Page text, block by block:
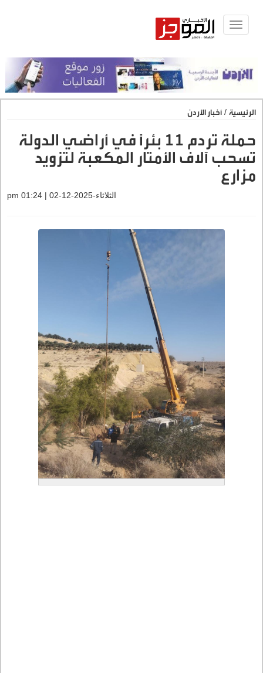
Toggle
الرئيسية / أخبار الأردن
حملة تردم 11 بئرًا في أراضي الدولة
تسحب آلاف الأمتار المكعبة لتزويد
مزارع
الثلاثاء-2025-12-02 | 01:24 pm